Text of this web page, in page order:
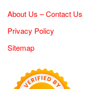
About Us – Contact Us
Privacy Policy
Sitemap